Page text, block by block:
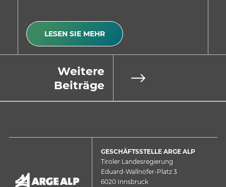
LESEN SIE MEHR
Weitere
Beiträge
GESCHÄFTSSTELLE ARGE ALP
Tiroler Landesregierung
Eduard-Wallnöfer-Platz 3
6020 Innsbruck